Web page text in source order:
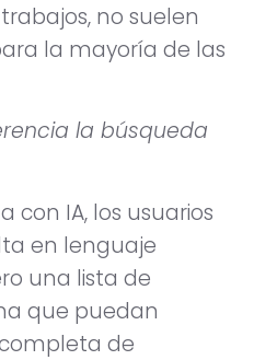
no suelen
la mayoría de las
la búsqueda
con IA, los usuarios
en lenguaje
una lista de
que puedan
de